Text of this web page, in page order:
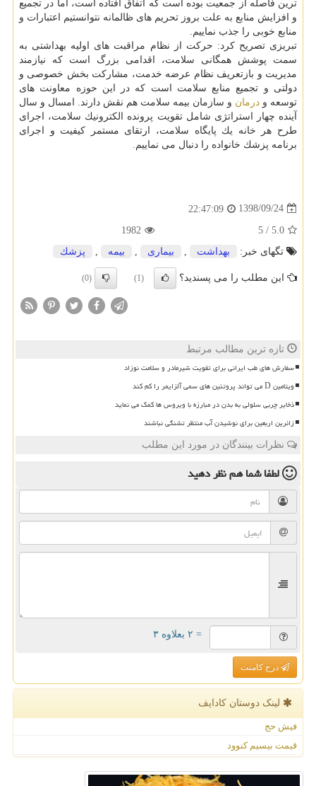
ترین فاصله از جمعیت بوده است كه اتفاق افتاده است، اما در تجمیع
و افزایش منابع به علت بروز تحریم های ظالمانه نتوانستیم اعتبارات و
منابع خوبی را جذب نماییم.
تبریزی تصریح كرد: حركت از نظام مراقبت های اولیه بهداشتی به
سمت پوشش همگانی سلامت، اقدامی بزرگ است كه نیازمند
مدیریت و بازتعریف نظام عرضه خدمت، مشاركت بخش خصوصی و
دولتی و تجمیع منابع سلامت است كه در این حوزه معاونت های
توسعه و درمان و سازمان بیمه سلامت هم نقش دارند. امسال و سال
آینده چهار استراتژی شامل تقویت پرونده الكترونیك سلامت، اجرای
طرح هر خانه یك پایگاه سلامت، ارتقای مستمر كیفیت و اجرای
برنامه پزشك خانواده را دنبال می نماییم.
1398/09/24
22:47:09
5.0
/
5
1982
تگهای خبر:
بهداشت , بیماری , بیمه , پزشك
این مطلب را می پسندید؟ (1)
(0)
تازه ترین مطالب مرتبط
سفارش های طب ایرانی برای تقویت شیرمادر و سلامت نوزاد
ویتامین D می تواند پروتئین های سمی آلزایمر را کم کند
ذخایر چربی سلولی به بدن در مبارزه با ویروس ها کمک می نماید
زائرین اربعین برای نوشیدن آب منتظر تشنگی نباشند
نظرات بینندگان در مورد این مطلب
لطفا شما همنظر دهید
= ۲ بعلاوه ۳
درج کامنت
لینک دوستان كادایف
فیش حج
قیمت بیسیم کنوود